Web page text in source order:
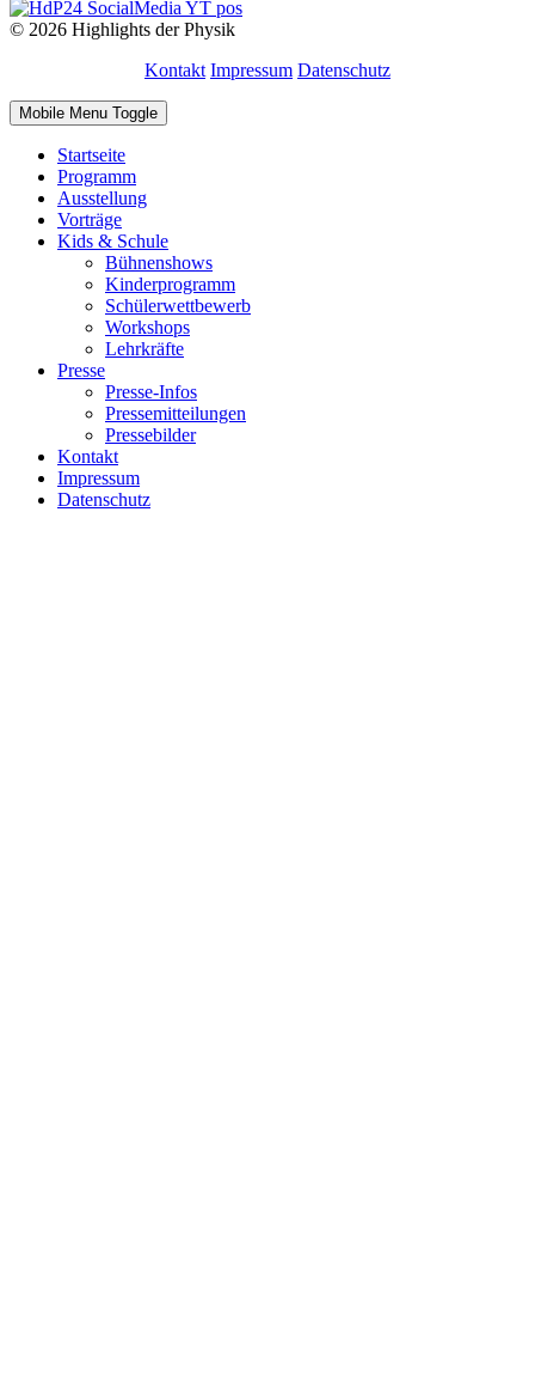
© 2026 Highlights der Physik
Kontakt Impressum Datenschutz
Mobile Menu Toggle
Startseite
Programm
Ausstellung
Vorträge
Kids & Schule
Bühnenshows
Kinderprogramm
Schülerwettbewerb
Workshops
Lehrkräfte
Presse
Presse-Infos
Pressemitteilungen
Pressebilder
Kontakt
Impressum
Datenschutz